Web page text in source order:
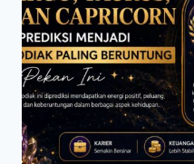
HATI
YANG
SANGAT
LEMBUT